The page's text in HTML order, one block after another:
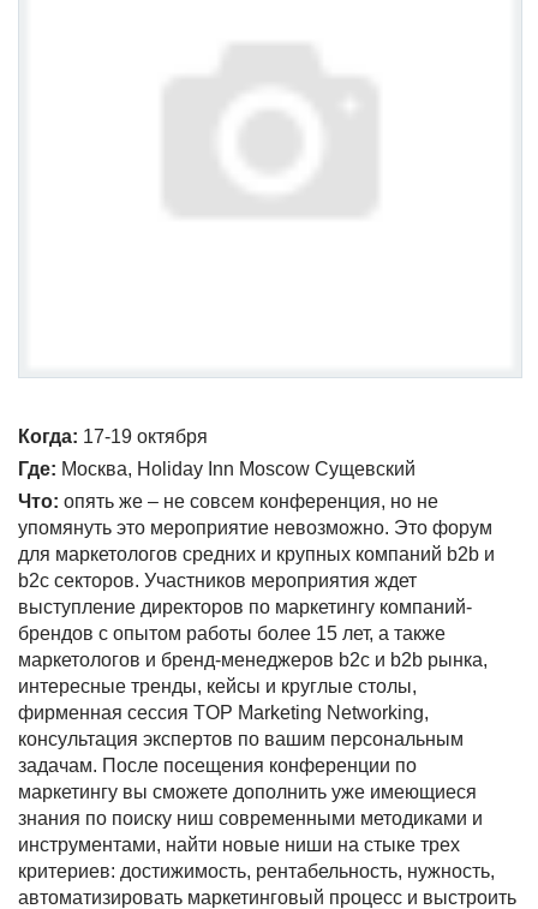
Когда: 17-19 октября
Где: Москва, Holiday Inn Moscow Сущевский
Что: опять же – не совсем конференция, но не
упомянуть это мероприятие невозможно. Это форум
для маркетологов средних и крупных компаний b2b и
b2c секторов. Участников мероприятия ждет
выступление директоров по маркетингу компаний-
брендов с опытом работы более 15 лет, а также
маркетологов и бренд-менеджеров b2c и b2b рынка,
интересные тренды, кейсы и круглые столы,
фирменная сессия TOP Marketing Networking,
консультация экспертов по вашим персональным
задачам. После посещения конференции по
маркетингу вы сможете дополнить уже имеющиеся
знания по поиску ниш современными методиками и
инструментами, найти новые ниши на стыке трех
критериев: достижимость, рентабельность, нужность,
автоматизировать маркетинговый процесс и выстроить